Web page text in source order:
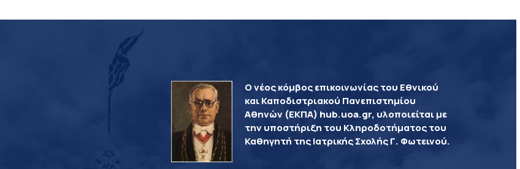
Ο νέος κόμβος επικοινωνίας του Εθνικού
και Καποδιστριακού Πανεπιστημίου
Αθηνών (ΕΚΠΑ) hub.uoa.gr, υλοποιείται με
την υποστήριξη του Κληροδοτήματος του
Καθηγητή της Ιατρικής Σχολής Γ. Φωτεινού.